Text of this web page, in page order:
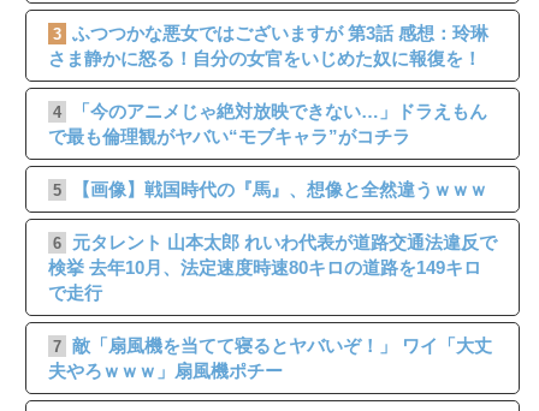
3 ふつつかな悪女ではございますが 第3話 感想：玲琳
さま静かに怒る！自分の女官をいじめた奴に報復を！
4
「今のアニメじゃ絶対放映できない…」ドラえもん
で最も倫理観がヤバい“モブキャラ”がコチラ
5 【画像】戦国時代の『馬』、想像と全然違うｗｗｗ
6
元タレント 山本太郎 れいわ代表が道路交通法違反で
検挙 去年10月、法定速度時速80キロの道路を149キロ
で走行
7 敵「扇風機を当てて寝るとヤバいぞ！」 ワイ「大丈
夫やろｗｗｗ」扇風機ポチー